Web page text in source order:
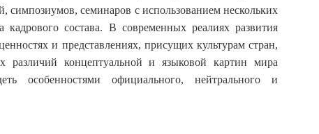
семинаров с использованием нескольких
кадрового состава. В современных реалиях развития
и представлениях, присущих культурам стран,
различий концептуальной и языковой картин мира
особенностями официального, нейтрального и